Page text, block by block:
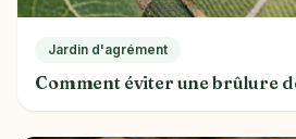
Jardin d'agrément
Comment éviter une brûlure